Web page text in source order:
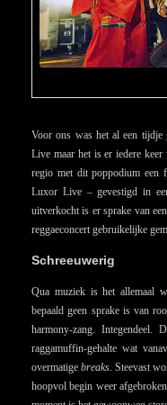
Voor ons was het al een tijdje
Live maar het is er iedere
regio met dit poppodium een
Luxor Live – gevestigd in
uitverkocht is er sprake van
reggaeconcert gebruikelijke
Schreeuwerig
Qua muziek is het allemaal
bepaald geen sprake is van
harmony-zang. Integendeel.
raggamuffin-gehalte wat
overmatigebreaks. Steevast
hoopvol begin weer